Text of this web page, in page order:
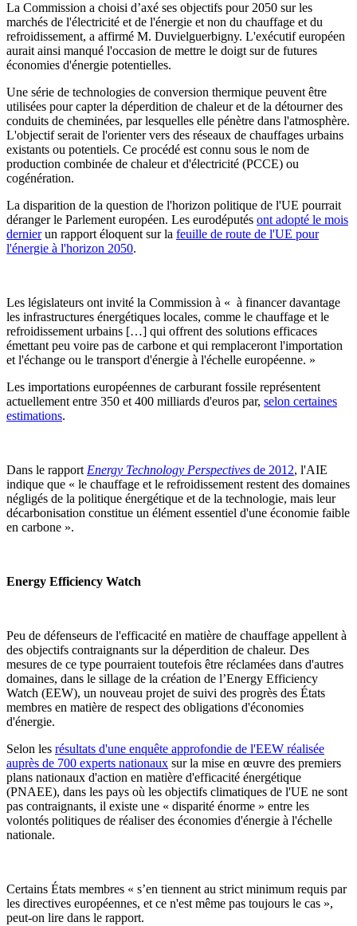
La Commission a choisi d’axé ses objectifs pour 2050 sur les
marchés de l'électricité et de l'énergie et non du chauffage et du
refroidissement, a affirmé M. Duvielguerbigny. L'exécutif européen
aurait ainsi manqué l'occasion de mettre le doigt sur de futures
économies d'énergie potentielles.
Une série de technologies de conversion thermique peuvent être
utilisées pour capter la déperdition de chaleur et de la détourner des
conduits de cheminées, par lesquelles elle pénètre dans l'atmosphère.
L'objectif serait de l'orienter vers des réseaux de chauffages urbains
existants ou potentiels. Ce procédé est connu sous le nom de
production combinée de chaleur et d'électricité (PCCE) ou
cogénération.
La disparition de la question de l'horizon politique de l'UE pourrait
déranger le Parlement européen. Les eurodéputés ont adopté le mois
dernierun rapport éloquent sur la feuille de route de l'UE pour
l'énergie à l'horizon 2050.
Les législateurs ont invité la Commission à « à financer davantage
les infrastructures énergétiques locales, comme le chauffage et le
refroidissement urbains […] qui offrent des solutions efficaces
émettant peu voire pas de carbone et qui remplaceront l'importation
et l'échange ou le transport d'énergie à l'échelle européenne. »
Les importations européennes de carburant fossile représentent
actuellement entre 350 et 400 milliards d'euros par, selon certaines
estimations.
Dans le rapport Energy Technology Perspectives de 2012, l'AIE
indique que « le chauffage et le refroidissement restent des domaines
négligés de la politique énergétique et de la technologie, mais leur
décarbonisation constitue un élément essentiel d'une économie faible
en carbone ».
Energy Efficiency Watch
Peu de défenseurs de l'efficacité en matière de chauffage appellent à
des objectifs contraignants sur la déperdition de chaleur. Des
mesures de ce type pourraient toutefois être réclamées dans d'autres
domaines, dans le sillage de la création de l’Energy Efficiency
Watch (EEW), un nouveau projet de suivi des progrès des États
membres en matière de respect des obligations d'économies
d'énergie.
Selon les résultats d'une enquête approfondie de l'EEW réalisée
auprès de 700 experts nationaux sur la mise en œuvre des premiers
plans nationaux d'action en matière d'efficacité énergétique
(PNAEE), dans les pays où les objectifs climatiques de l'UE ne sont
pas contraignants, il existe une « disparité énorme » entre les
volontés politiques de réaliser des économies d'énergie à l'échelle
nationale.
Certains États membres « s’en tiennent au strict minimum requis par
les directives européennes, et ce n'est même pas toujours le cas »,
peut-on lire dans le rapport.